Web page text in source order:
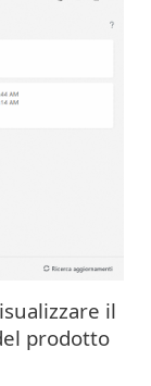
il
prodotto